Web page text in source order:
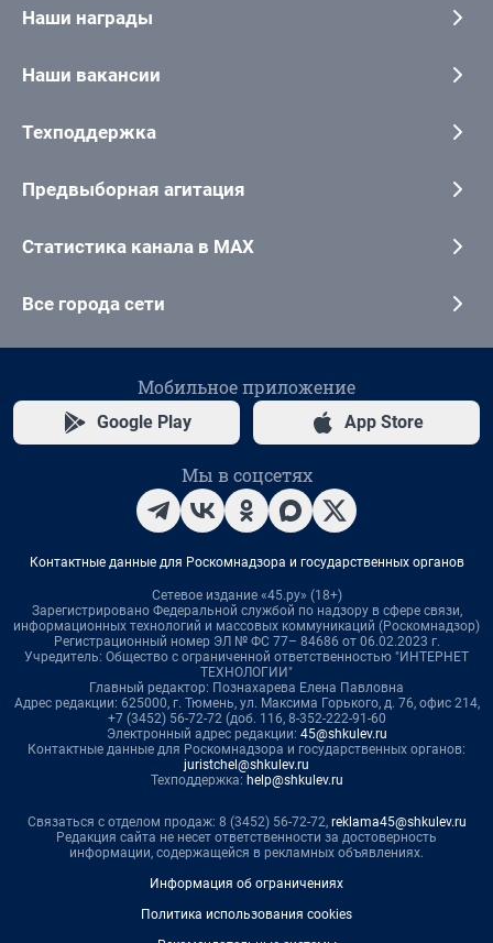
Наши награды
Наши вакансии
Техподдержка
Предвыборная агитация
Статистика канала в MAX
Все города сети
Мобильное приложение
Google Play App Store
Мы в соцсетях
Контактные данные для Роскомнадзора и государственных органов
Сетевое издание «45.ру» (18+)
Зарегистрировано Федеральной службой по надзору в сфере связи,
информационных технологий и массовых коммуникаций (Роскомнадзор)
Регистрационный номер ЭЛ № ФС 77– 84686 от 06.02.2023 г.
Учредитель: Общество с ограниченной ответственностью "ИНТЕРНЕТ
ТЕХНОЛОГИИ"
Главный редактор: Познахарева Елена Павловна
Адрес редакции: 625000, г. Тюмень, ул. Максима Горького, д. 76, офис 214,
+7 (3452) 56-72-72 (доб. 116, 8-352-222-91-60
Электронный адрес редакции: 45@shkulev.ru
Контактные данные для Роскомнадзора и государственных органов:
juristchel@shkulev.ru
Техподдержка: help@shkulev.ru
Связаться с отделом продаж: 8 (3452) 56-72-72, reklama45@shkulev.ru
Редакция сайта не несет ответственности за достоверность
информации, содержащейся в рекламных объявлениях.
Информация об ограничениях
Политика использования cookies